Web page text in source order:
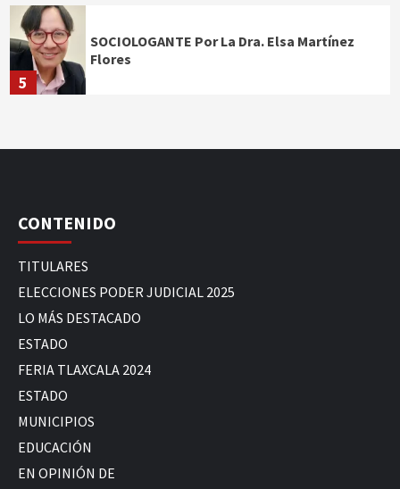
5
SOCIOLOGANTE Por La Dra. Elsa Martínez
Flores
CONTENIDO
TITULARES
ELECCIONES PODER JUDICIAL 2025
LO MÁS DESTACADO
ESTADO
FERIA TLAXCALA 2024
ESTADO
MUNICIPIOS
EDUCACIÓN
EN OPINIÓN DE